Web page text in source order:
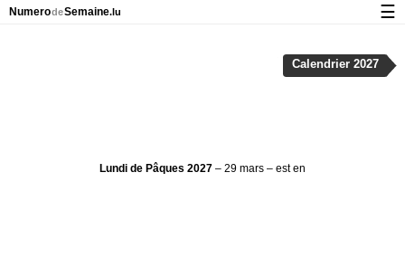
Lundi de Pâques 2027 – 29 mars – est en
Calendrier 2027
NumerodeSemaine.lu ☰